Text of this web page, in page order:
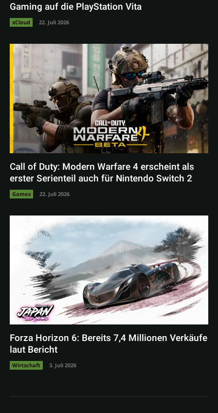
Gaming auf die PlayStation Vita
xCloud 22. Juli 2026
Call of Duty: Modern Warfare 4 erscheint als
erster Serienteil auch für Nintendo Switch 2
Games 22. Juli 2026
Forza Horizon 6: Bereits 7,4 Millionen Verkäufe
laut Bericht
Wirtschaft 3. Juli 2026